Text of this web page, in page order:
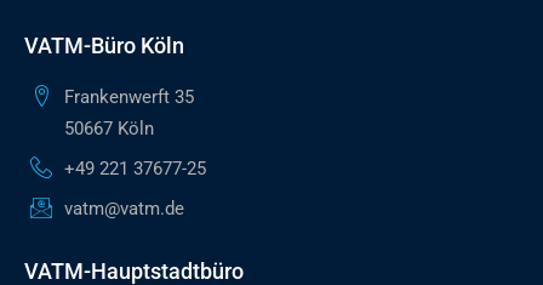
VATM-Büro Köln
Frankenwerft 35
50667 Köln
+49 221 37677-25
vatm@vatm.de
VATM-Hauptstadtbüro